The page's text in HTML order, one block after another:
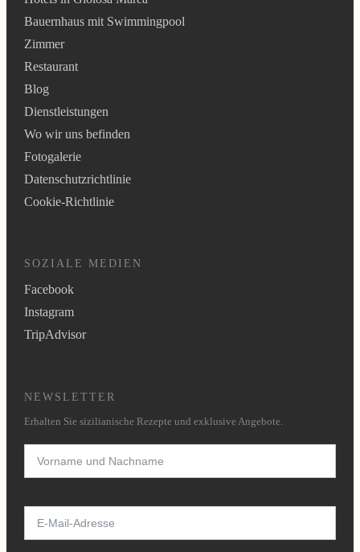
Bauernhaus mit Swimmingpool
Zimmer
Restaurant
Blog
Dienstleistungen
Wo wir uns befinden
Fotogalerie
Datenschutzrichtlinie
Cookie-Richtlinie
SOZIALE MEDIEN
Facebook
Instagram
TripAdvisor
NEWSLETTER
Erhalten Sie sizilianische Rezepte und exklusive Angebote.